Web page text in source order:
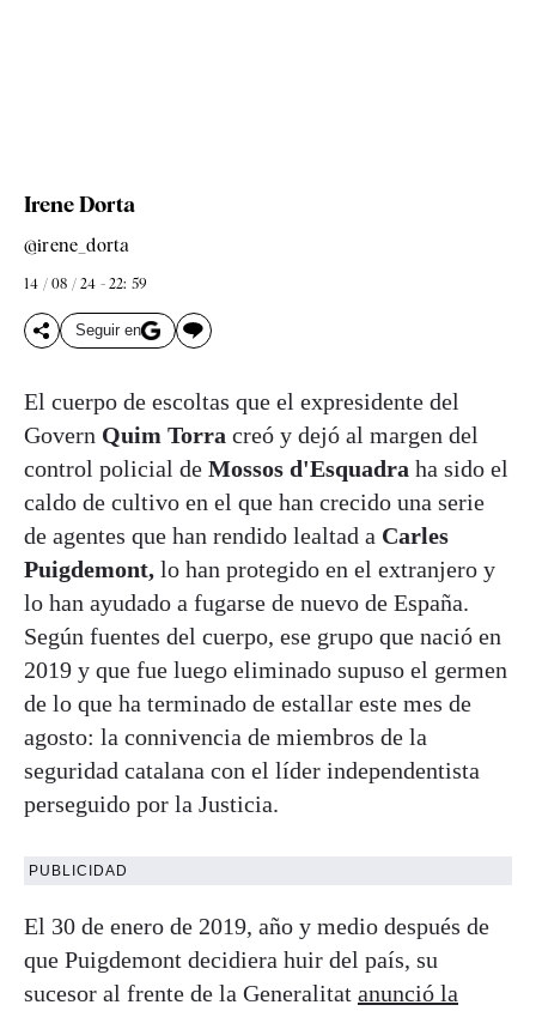
Irene Dorta
@irene_dorta
14 / 08 / 24 - 22: 59
Seguir en
El cuerpo de escoltas que el expresidente del
Govern Quim Torra creó y dejó al margen del
control policial de Mossos d'Esquadra ha sido el
caldo de cultivo en el que han crecido una serie
de agentes que han rendido lealtad a Carles
Puigdemont, lo han protegido en el extranjero y
lo han ayudado a fugarse de nuevo de España.
Según fuentes del cuerpo, ese grupo que nació en
2019 y que fue luego eliminado supuso el germen
de lo que ha terminado de estallar este mes de
agosto: la connivencia de miembros de la
seguridad catalana con el líder independentista
perseguido por la Justicia.
PUBLICIDAD
El 30 de enero de 2019, año y medio después de
que Puigdemont decidiera huir del país, su
sucesor al frente de la Generalitat anunció la